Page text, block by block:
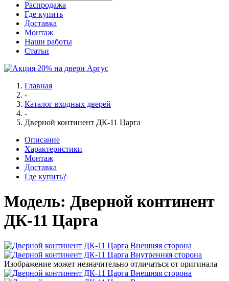
Распродажа
Где купить
Доставка
Монтаж
Наши работы
Статьи
Главная
-
Каталог входных дверей
-
Дверной континент ДК-11 Царга
Описание
Характеристики
Монтаж
Доставка
Где купить?
Модель: Дверной континент
ДК-11 Царга
Изображение может незначительно отличаться от оригинала